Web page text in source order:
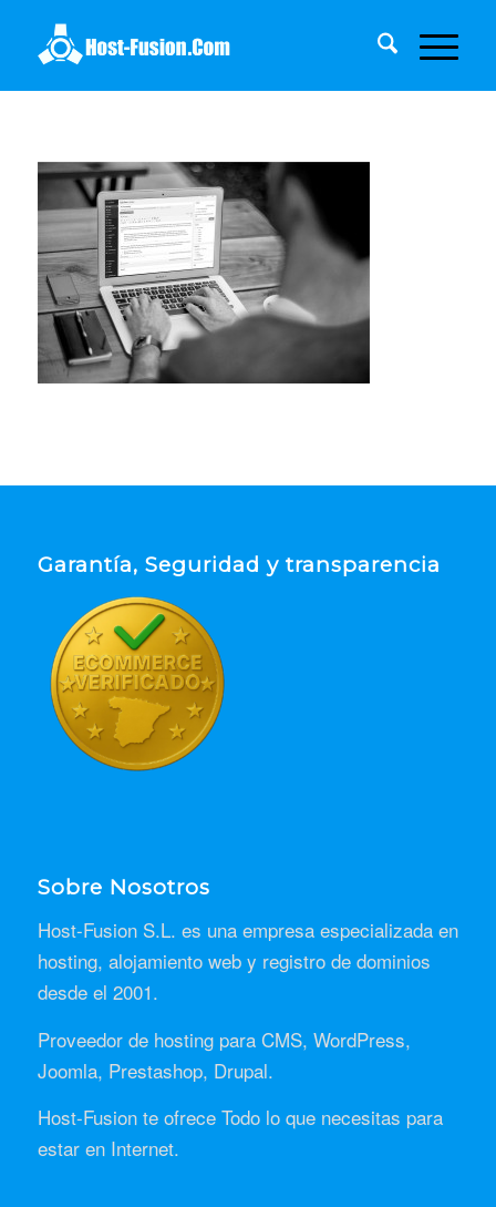
Garantía, Seguridad y transparencia
Sobre Nosotros
Host-Fusion S.L. es una empresa especializada en
hosting, alojamiento web y registro de dominios
desde el 2001.
Proveedor de hosting para CMS, WordPress,
Joomla, Prestashop, Drupal.
Host-Fusion te ofrece Todo lo que necesitas para
estar en Internet.